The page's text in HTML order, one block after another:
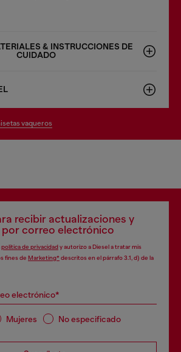
& INSTRUCCIONES DE
CUIDADO
vaqueros
recibir actualizaciones y
correo electrónico
política de privacidady autorizo a Diesel a tratar mis
fines de Marketing*descritos en el párrafo 3.1, d) de la
electrónico*
Mujeres No especificado